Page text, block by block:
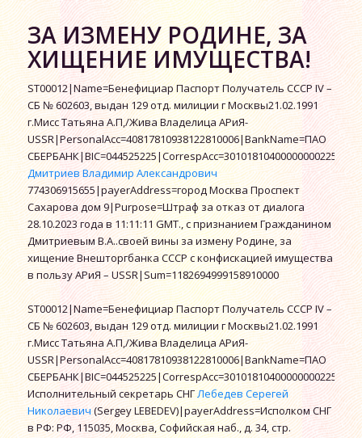
ЗА ИЗМЕНУ РОДИНЕ, ЗА
ХИЩЕНИЕ ИМУЩЕСТВА!
ST00012|Name=Бенефициар Паспорт Получатель СССР IV –
СБ № 602603, выдан 129 отд. милиции г Москвы21.02.1991
г.Мисс Татьяна А.П,/Жива Владелица АРиЯ-
USSR|PersonalAcc=40817810938122810006|BankName=ПАО
Дмитриев Владимир Александрович
774306915655|payerAddress=город Москва Проспект
Сахарова дом 9|Purpose=Штраф за отказ от диалога
28.10.2023 года в 11:11:11 GMT., с признанием Гражданином
Дмитриевым В.А..своей вины за измену Родине, за
хищение Внешторгбанка СССР с конфискацией имущества
в пользу АРиЯ – USSR|Sum=1182694999158910000
ST00012|Name=Бенефициар Паспорт Получатель СССР IV –
СБ № 602603, выдан 129 отд. милиции г Москвы21.02.1991
г.Мисс Татьяна А.П,/Жива Владелица АРиЯ-
USSR|PersonalAcc=40817810938122810006|BankName=ПАО
Исполнительный секретарь СНГЛебедев Серегей
Николаевич(Sergey LEBEDEV)|payerAddress=Исполком СНГ
в РФ: РФ, 115035, Москва, Софийская наб., д. 34, стр.